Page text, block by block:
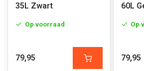
35L Zwart
Op voorraad
79,95
60L
Op
79,95